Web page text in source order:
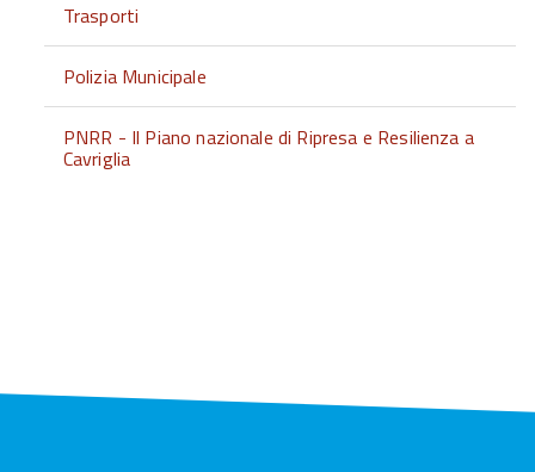
Trasporti
Polizia Municipale
PNRR - Il Piano nazionale di Ripresa e Resilienza a
Cavriglia